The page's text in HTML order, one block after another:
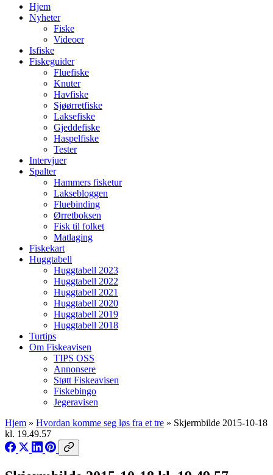
Hjem
Nyheter
Fiske
Videoer
Isfiske
Fiskeguider
Fluefiske
Knuter
Havfiske
Sjøørretfiske
Laksefiske
Gjeddefiske
Haspelfiske
Tester
Intervjuer
Spalter
Hammers fisketur
Laksebloggen
Fluebinding
Ørretboksen
Fisk til folket
Matlaging
Fiskekart
Huggtabell
Huggtabell 2023
Huggtabell 2022
Huggtabell 2021
Huggtabell 2020
Huggtabell 2019
Huggtabell 2018
Turtips
Om Fiskeavisen
TIPS OSS
Annonsere
Støtt Fiskeavisen
Fiskebingo
Jegeravisen
Hjem » Hvordan komme seg løs fra et tre » Skjermbilde 2015-10-18
kl. 19.49.57